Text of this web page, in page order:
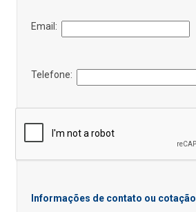
Email:
Telefone:
Informações de contato ou cotação